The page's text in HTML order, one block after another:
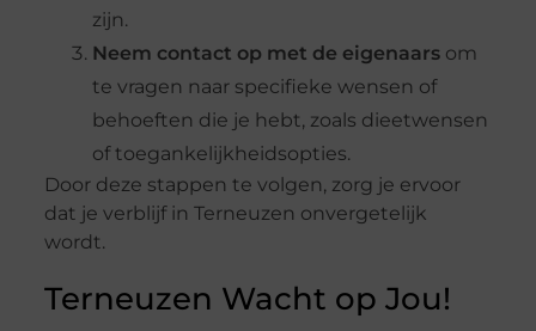
zijn.
Neem contact op met de eigenaarsom
te vragen naar specifieke wensen of
behoeften die je hebt, zoals dieetwensen
of toegankelijkheidsopties.
Door deze stappen te volgen, zorg je ervoor
dat je verblijf in Terneuzen onvergetelijk
wordt.
Terneuzen Wacht op Jou!